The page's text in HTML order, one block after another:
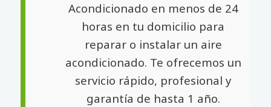
Acondicionado en menos de 24
horas en tu domicilio para
reparar o instalar un aire
acondicionado. Te ofrecemos un
servicio rápido, profesional y
garantía de hasta 1 año.